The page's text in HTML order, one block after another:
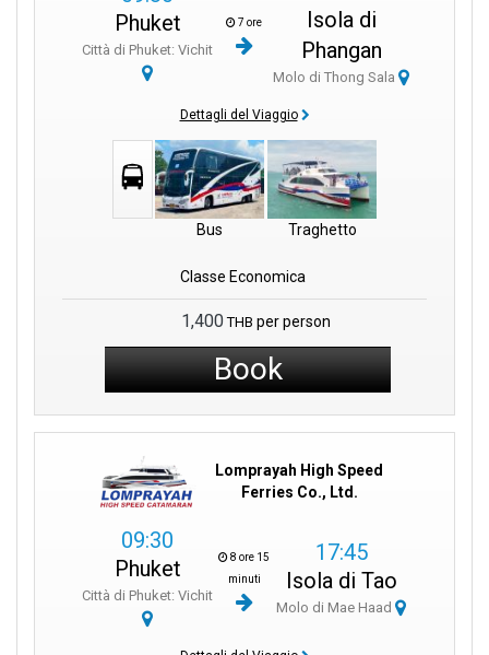
Informazioni Utili:
- Si consiglia la prenotazione online per un check-in più agevole.
- Servizi igienici e un caffè sono disponibili nelle vicinanze.
- Il personale cordiale è disponibile per assistenza su biglietti e
- Tieni pronti i documenti di viaggio per un rapido imbarco.
Phuket
Città di Phuket: Vichit
7 ore
Isola di
Phangan
Molo di Thong Sala
Dettagli del Viaggio
Bus Traghetto
Classe Economica
1,400 THB per person
Book
Lomprayah High Speed
Ferries Co., Ltd.
09:30
Phuket
Città di Phuket: Vichit
8 ore 15
minuti
17:45
Isola di Tao
Molo di Mae Haad